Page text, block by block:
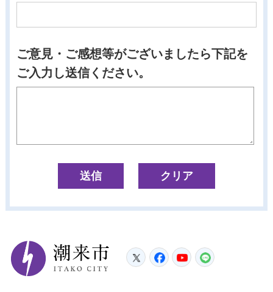
ご意見・ご感想等がございましたら下記を
ご入力し送信ください。
潮来市
TwitterFacebook
YouTube